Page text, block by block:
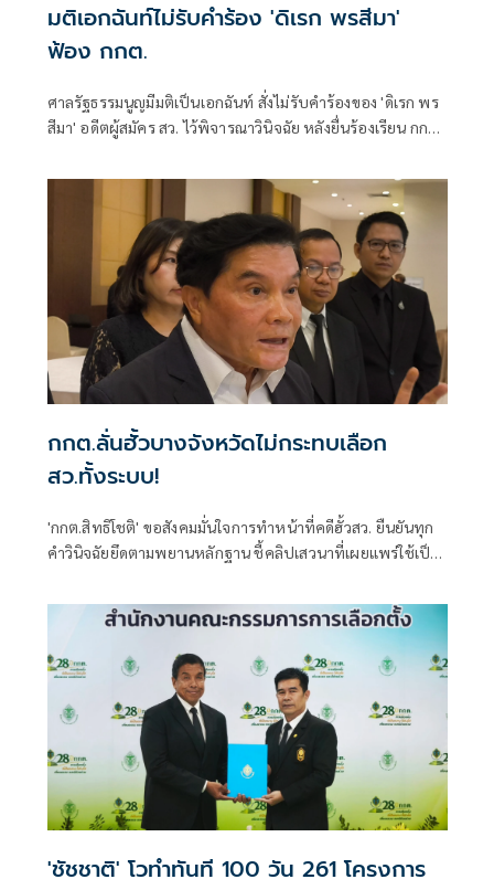
มติเอกฉันท์ไม่รับคำร้อง 'ดิเรก พรสีมา'
ฟ้อง กกต.
ศาลรัฐธรรมนูญมีมติเป็นเอกฉันท์ สั่งไม่รับคำร้องของ 'ดิเรก พร
สีมา' อดีตผู้สมัคร สว. ไว้พิจารณาวินิจฉัย หลังยื่นร้องเรียน กกต.
กกต.ลั่นฮั้วบางจังหวัดไม่กระทบเลือก
สว.ทั้งระบบ!
'กกต.สิทธิโชติ' ขอสังคมมั่นใจการทำหน้าที่คดีฮั้วสว. ยืนยันทุก
คำวินิจฉัยยึดตามพยานหลักฐาน ชี้คลิปเสวนาที่เผยแพร่ใช้เป็น
กระทบการเลือก สว.ทั้งระบบ
'ชัชชาติ' โวทำทันที 100 วัน 261 โครงการ